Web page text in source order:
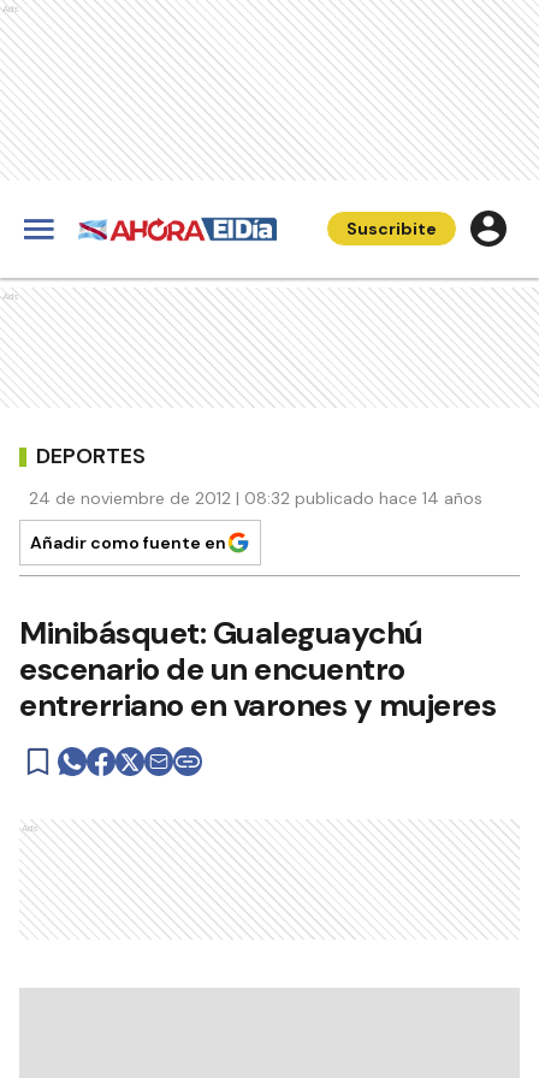
Ads
Suscribite
Ads
DEPORTES
24 de noviembre de 2012 | 08:32 publicado hace 14 años
Añadir como fuente en
Minibásquet: Gualeguaychú
escenario de un encuentro
entrerriano en varones y mujeres
Ads